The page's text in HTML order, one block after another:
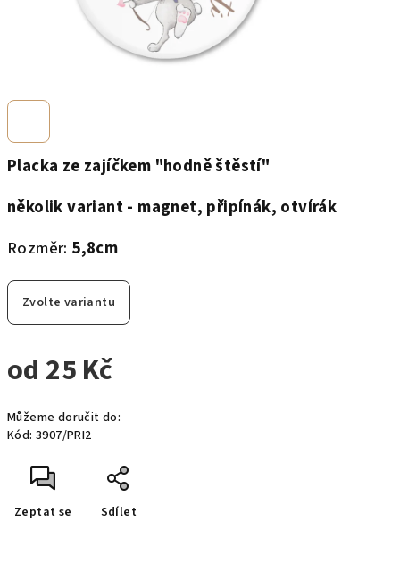
Placka ze zajíčkem "hodně štěstí"
několik variant - magnet, připínák, otvírák
Rozměr: 5,8cm
Zvolte variantu
od 25 Kč
cena:
Můžeme doručit do:
Kód: 3907/PRI2
Zeptat se Sdílet